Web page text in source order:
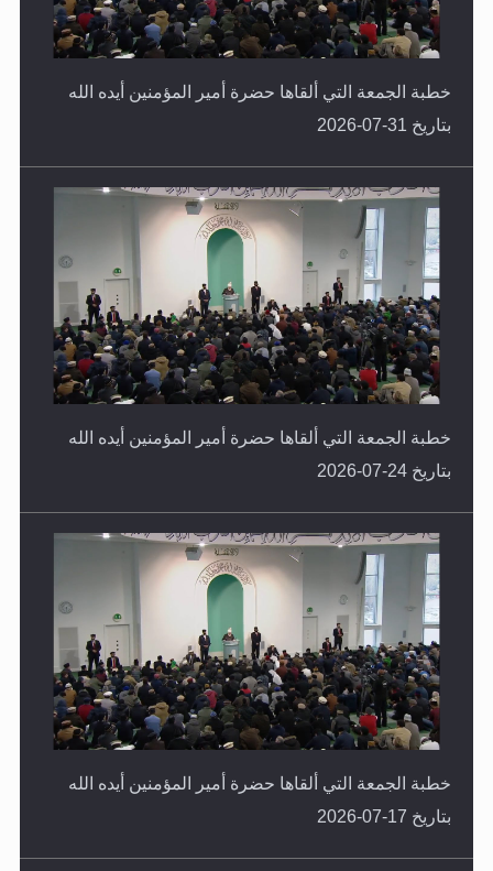
خطبة الجمعة التي ألقاها حضرة أمير المؤمنين أيده الله
خطبة الجمعة التي ألقاها حضرة أمير المؤمنين أيده الله
خطبة الجمعة التي ألقاها حضرة أمير المؤمنين أيده الله